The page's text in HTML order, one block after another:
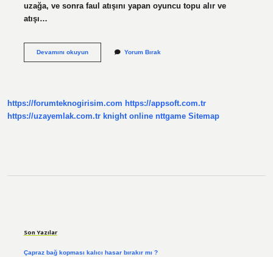
uzağa, ve sonra faul atışını yapan oyuncu topu alır ve
atışı…
Devamını okuyunSerbest
Yorum Bırak
https://forumteknogirisim.com https://appsoft.com.tr
https://uzayemlak.com.tr knight online nttgame Sitemap
Son Yazılar
Çapraz bağ kopması kalıcı hasar bırakır mı ?